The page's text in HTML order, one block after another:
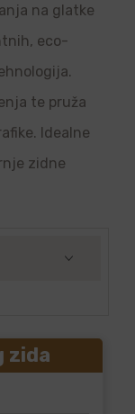
na glatke
eco-
te pruža
Idealne
zidne
zida